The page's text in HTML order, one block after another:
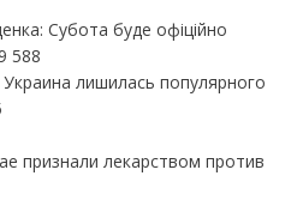
Субота буде офіційно
588
лишилась популярного
признали лекарством против